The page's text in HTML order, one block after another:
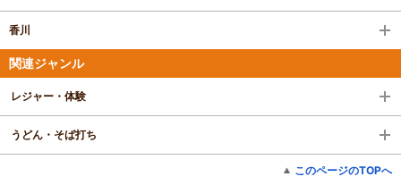
香川
関連ジャンル
レジャー・体験
うどん・そば打ち
このページのTOPへ